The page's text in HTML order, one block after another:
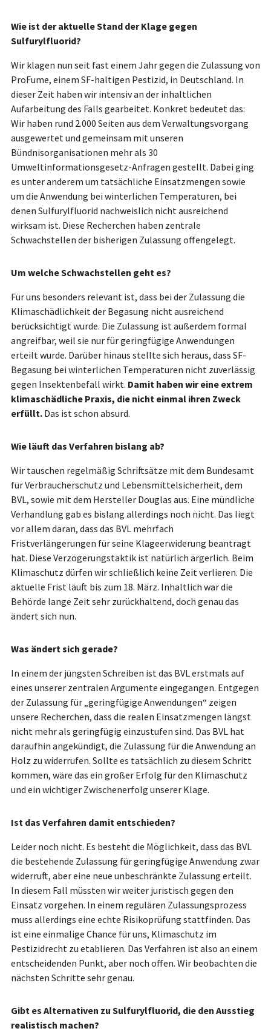
Wie ist der aktuelle Stand der Klage gegen
Sulfurylfluorid?
Wir klagen nun seit fast einem Jahr gegen die Zulassung von
ProFume, einem SF-haltigen Pestizid, in Deutschland. In
dieser Zeit haben wir intensiv an der inhaltlichen
Aufarbeitung des Falls gearbeitet. Konkret bedeutet das:
Wir haben rund 2.000 Seiten aus dem Verwaltungsvorgang
ausgewertet und gemeinsam mit unseren
Bündnisorganisationen mehr als 30
Umweltinformationsgesetz-Anfragen gestellt. Dabei ging
es unter anderem um tatsächliche Einsatzmengen sowie
um die Anwendung bei winterlichen Temperaturen, bei
denen Sulfurylfluorid nachweislich nicht ausreichend
wirksam ist. Diese Recherchen haben zentrale
Schwachstellen der bisherigen Zulassung offengelegt.
Um welche Schwachstellen geht es?
Für uns besonders relevant ist, dass bei der Zulassung die
Klimaschädlichkeit der Begasung nicht ausreichend
berücksichtigt wurde. Die Zulassung ist außerdem formal
angreifbar, weil sie nur für geringfügige Anwendungen
erteilt wurde. Darüber hinaus stellte sich heraus, dass SF-
Begasung bei winterlichen Temperaturen nicht zuverlässig
gegen Insektenbefall wirkt. Damit haben wir eine extrem
klimaschädliche Praxis, die nicht einmal ihren Zweck
erfüllt. Das ist schon absurd.
Wie läuft das Verfahren bislang ab?
Wir tauschen regelmäßig Schriftsätze mit dem Bundesamt
für Verbraucherschutz und Lebensmittelsicherheit, dem
BVL, sowie mit dem Hersteller Douglas aus. Eine mündliche
Verhandlung gab es bislang allerdings noch nicht. Das liegt
vor allem daran, dass das BVL mehrfach
Fristverlängerungen für seine Klageerwiderung beantragt
hat. Diese Verzögerungstaktik ist natürlich ärgerlich. Beim
Klimaschutz dürfen wir schließlich keine Zeit verlieren. Die
aktuelle Frist läuft bis zum 18. März. Inhaltlich war die
Behörde lange Zeit sehr zurückhaltend, doch genau das
ändert sich nun.
Was ändert sich gerade?
In einem der jüngsten Schreiben ist das BVL erstmals auf
eines unserer zentralen Argumente eingegangen. Entgegen
der Zulassung für „geringfügige Anwendungen“ zeigen
unsere Recherchen, dass die realen Einsatzmengen längst
nicht mehr als geringfügig einzustufen sind. Das BVL hat
daraufhin angekündigt, die Zulassung für die Anwendung an
Holz zu widerrufen. Sollte es tatsächlich zu diesem Schritt
kommen, wäre das ein großer Erfolg für den Klimaschutz
und ein wichtiger Zwischenerfolg unserer Klage.
Ist das Verfahren damit entschieden?
Leider noch nicht. Es besteht die Möglichkeit, dass das BVL
die bestehende Zulassung für geringfügige Anwendung zwar
widerruft, aber eine neue unbeschränkte Zulassung erteilt.
In diesem Fall müssten wir weiter juristisch gegen den
Einsatz vorgehen. In einem regulären Zulassungsprozess
muss allerdings eine echte Risikoprüfung stattfinden. Das
ist eine einmalige Chance für uns, Klimaschutz im
Pestizidrecht zu etablieren. Das Verfahren ist also an einem
entscheidenden Punkt, aber noch offen. Wir beobachten die
nächsten Schritte sehr genau.
Gibt es Alternativen zu Sulfurylfluorid, die den Ausstieg
realistisch machen?